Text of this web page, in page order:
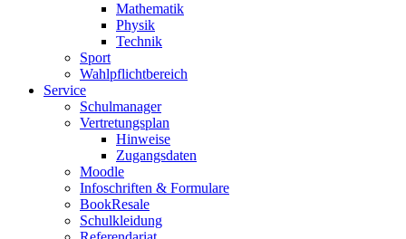
Mathematik
Physik
Technik
Sport
Wahlpflichtbereich
Service
Schulmanager
Vertretungsplan
Hinweise
Zugangsdaten
Moodle
Infoschriften & Formulare
BookResale
Schulkleidung